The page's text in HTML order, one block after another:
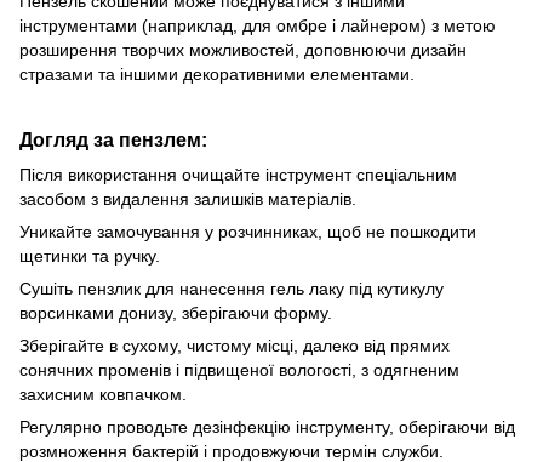
інструментами (наприклад, для омбре і лайнером) з метою
розширення творчих можливостей, доповнюючи дизайн
стразами та іншими декоративними елементами.
Догляд за пензлем:
Після використання очищайте інструмент спеціальним
засобом з видалення залишків матеріалів.
Уникайте замочування у розчинниках, щоб не пошкодити
щетинки та ручку.
Сушіть пензлик для нанесення гель лаку під кутикулу
ворсинками донизу, зберігаючи форму.
Зберігайте в сухому, чистому місці, далеко від прямих
сонячних променів і підвищеної вологості, з одягненим
захисним ковпачком.
Регулярно проводьте дезінфекцію інструменту, оберігаючи від
розмноження бактерій і продовжуючи термін служби.